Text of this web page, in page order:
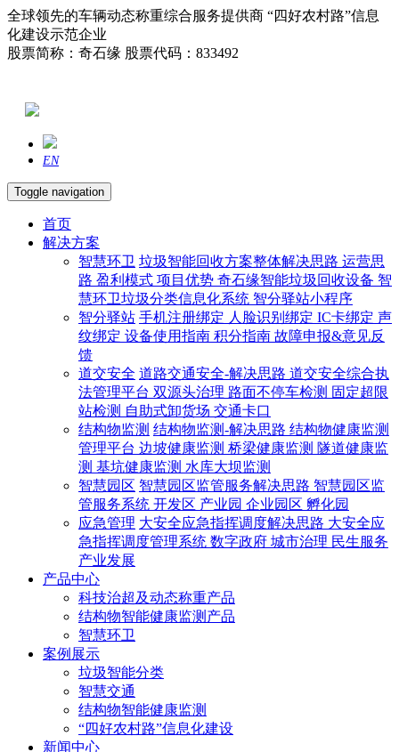
全球领先的车辆动态称重综合服务提供商 “四好农村路”信息
化建设示范企业
股票简称：奇石缘 股票代码：833492
EN
Toggle navigation
首页
解决方案
智慧环卫 垃圾智能回收方案整体解决思路 运营思
路 盈利模式 项目优势 奇石缘智能垃圾回收设备 智
慧环卫垃圾分类信息化系统 智分驿站小程序
智分驿站 手机注册绑定 人脸识别绑定 IC卡绑定 声
纹绑定 设备使用指南 积分指南 故障申报&意见反
馈
道交安全 道路交通安全-解决思路 道交安全综合执
法管理平台 双源头治理 路面不停车检测 固定超限
站检测 自助式卸货场 交通卡口
结构物监测 结构物监测-解决思路 结构物健康监测
管理平台 边坡健康监测 桥梁健康监测 隧道健康监
测 基坑健康监测 水库大坝监测
智慧园区 智慧园区监管服务解决思路 智慧园区监
管服务系统 开发区 产业园 企业园区 孵化园
应急管理 大安全应急指挥调度解决思路 大安全应
急指挥调度管理系统 数字政府 城市治理 民生服务
产业发展
产品中心
科技治超及动态称重产品
结构物智能健康监测产品
智慧环卫
案例展示
垃圾智能分类
智慧交通
结构物智能健康监测
“四好农村路”信息化建设
新闻中心